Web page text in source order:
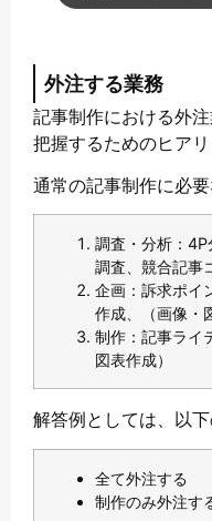
外注する業務
記事制作における外
把握するためのヒアリ
通常の記事制作に必
調査・分析：
調査、競合記事
企画：訴求ポイ
作成、（画像・
制作：記事ライ
図表作成）
解答例としては、以
全て外注する
制作のみ外注す